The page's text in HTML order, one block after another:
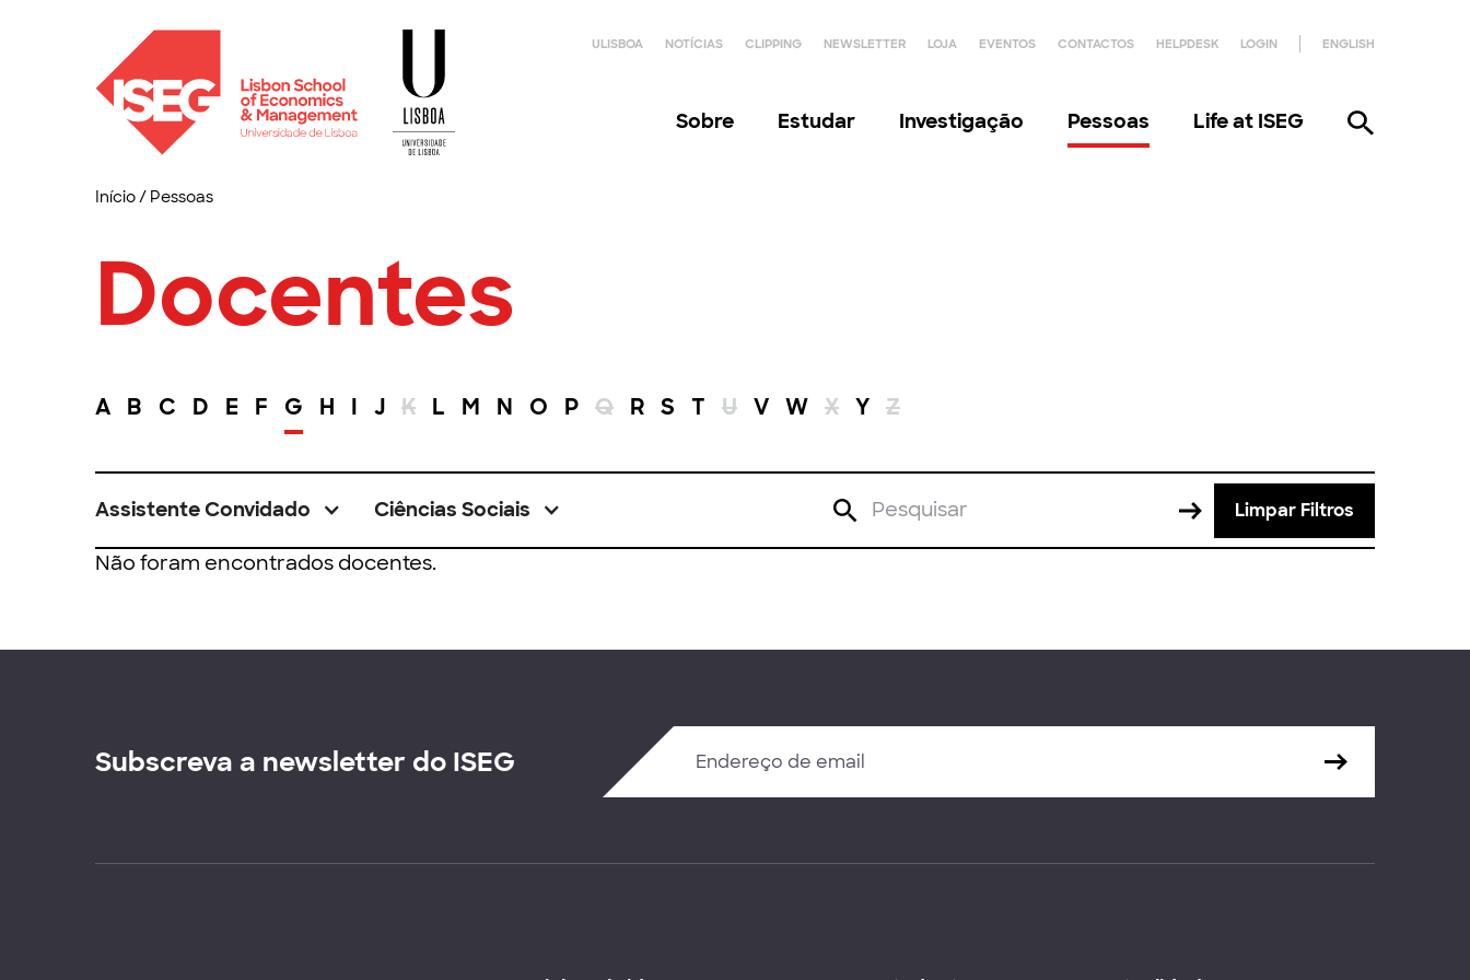
ULISBOA NOTÍCIAS CLIPPING NEWSLETTER LOJA EVENTOS CONTACTOS HELPDESK LOGIN ENGLISH
Sobre Estudar Investigação Pessoas Life at ISEG
Início/ Pessoas
Docentes
A B C D E F G H I J K L M N O P Q R S T U V W X Y Z
Assistente Convidado Ciências Sociais Limpar Filtros
Não foram encontrados docentes.
Subscreva a newsletter do ISEG